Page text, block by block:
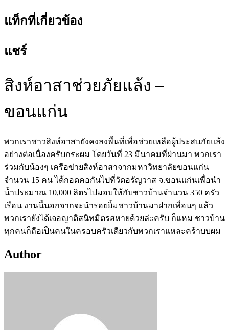
แท็กที่เกี่ยวข้อง
แชร์
สิงห์อาสาช่วยภัยแล้ง –
ขอนแก่น
พวกเราชาวสิงห์อาสายังคงลงพื้นที่เพื่อช่วยเหลือผู้ประสบภัยแล้ง
อย่างต่อเนื่องครับกระผม โดยวันที่ 23 มีนาคมที่ผ่านมา พวกเรา
ร่วมกับน้องๆ เครือข่ายสิงห์อาสาจากมหาวิทยาลัยขอนแก่น
จำนวน 15 คน ได้กอดคอกันไปที่วัดอรัญวาส จ.ขอนแก่นเพื่อนำ
น้ำประมาณ 10,000 ลิตรไปมอบให้กับชาวบ้านจำนวน 350 ครัว
เรือน งานนี้นอกจากจะนำรอยยิ้มชาวบ้านมาฝากเพื่อนๆ แล้ว
พวกเรายังได้เจอญาติสนิทมิตรสหายด้วยล่ะครับ ก็แหม ชาวบ้าน
ทุกคนก็ถือเป็นคนในครอบครัวเดียวกับพวกเราแหละคร้าบบผม
Author